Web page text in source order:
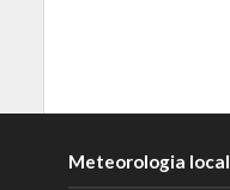
Meteorologia local